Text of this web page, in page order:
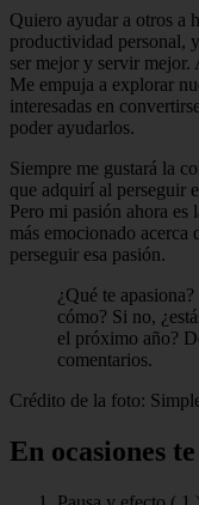
Quiero ayudar a otros a
productividad personal,
ser mejor y servir mejor.
Me empuja a explorar
interesadas en
poder ayudarlos.
Siempre me gustará la
que adquirí al perseguir
Pero mi pasión ahora
más emocionado acerca
perseguir esa pasión.
¿Qué te
cómo? Si no,
el próximo año?
comentarios.
Crédito de la foto:
En ocasiones